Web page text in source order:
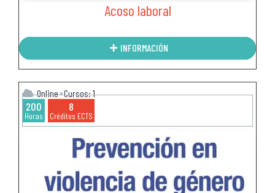
Acoso laboral
INFORMACIÓN
Online Cursos: 1
200
Horas
8
Créditos ECTS